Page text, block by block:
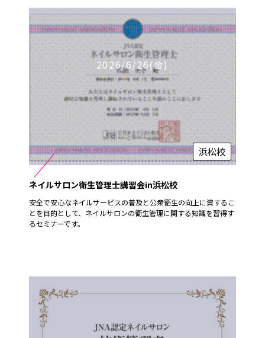
2026/6/26(金)
浜松校
ネイルサロン衛生管理士講習会in浜松校
安全で安心なネイルサービスの普及と公衆衛生の向上に資するこ
とを目的として、ネイルサロンの衛生管理に関する知識を習得す
るセミナーです。